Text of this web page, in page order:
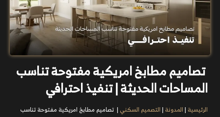
تصاميم مطابخ امريكية مفتوحة تناسب
المساحات الحديثة | تنفيذ احترافي
الرئيسية |المدونة |التصميم السكني | تصاميم مطابخ امريكية مفتوحة تناسب